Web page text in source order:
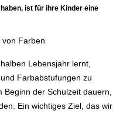
ist für ihre Kinder eine
von Farben
Lebensjahr lernt,
Farbabstufungen zu
der Schulzeit dauern,
Ein wichtiges Ziel, das wir